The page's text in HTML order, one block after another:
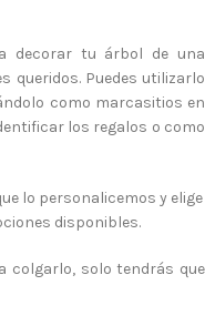
decorar tu árbol de una
queridos. Puedes utilizarlo
como marcasitios en
los regalos o como
lo personalicemos y elige
disponibles.
colgarlo, solo tendrás que